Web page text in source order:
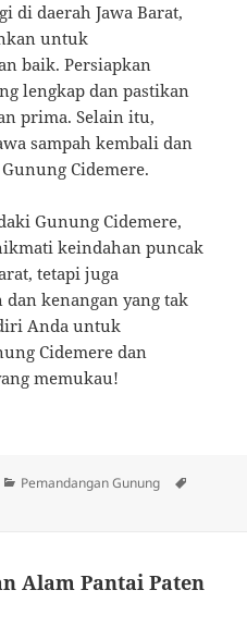
di daerah Jawa Barat,
untuk
baik. Persiapkan
lengkap dan pastikan
prima. Selain itu,
sampah kembali dan
Cidemere.
Gunung Cidemere,
keindahan puncak
tetapi juga
kenangan yang tak
Anda untuk
Cidemere dan
memukau!
Categories
Pemandangan Gunung
Alam Pantai Paten